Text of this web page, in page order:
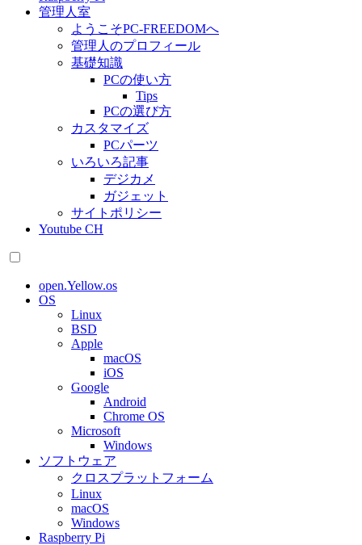
管理人室
ようこそPC-FREEDOMへ
管理人のプロフィール
基礎知識
PCの使い方
Tips
PCの選び方
カスタマイズ
PCパーツ
いろいろ記事
デジカメ
ガジェット
サイトポリシー
Youtube CH
open.Yellow.os
OS
Linux
BSD
Apple
macOS
iOS
Google
Android
Chrome OS
Microsoft
Windows
ソフトウェア
クロスプラットフォーム
Linux
macOS
Windows
Raspberry Pi